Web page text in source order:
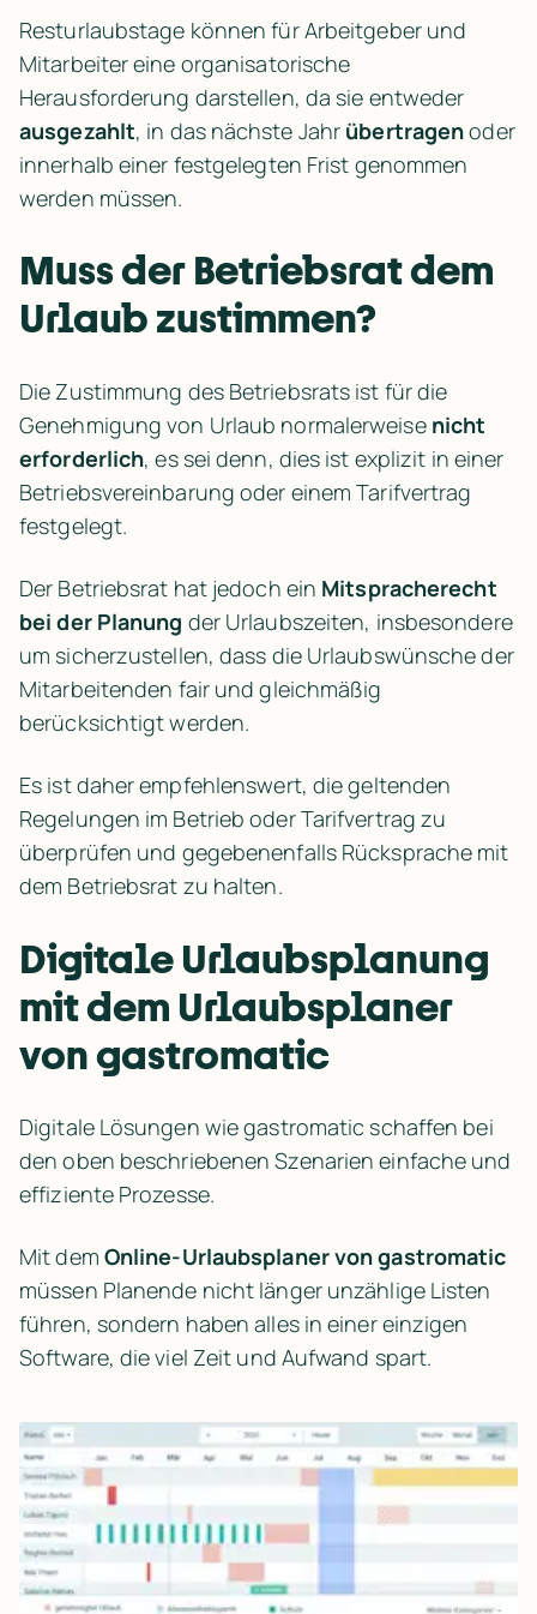
Resturlaubstage können für Arbeitgeber und
Mitarbeiter eine organisatorische
ausgezahlt, in das nächste Jahr übertragen oder
innerhalb einer festgelegten Frist genommen
werden müssen.
Muss der Betriebsrat dem
Urlaub zustimmen?
Die Zustimmung des Betriebsrats ist für die
Genehmigung von Urlaub normalerweise nicht
erforderlich, es sei denn, dies ist explizit in einer
Betriebsvereinbarung oder einem Tarifvertrag
festgelegt.
Der Betriebsrat hat jedoch ein Mitspracherecht
bei der Planung der Urlaubszeiten, insbesondere
um sicherzustellen, dass die Urlaubswünsche der
Mitarbeitenden fair und gleichmäßig
berücksichtigt werden.
Es ist daher empfehlenswert, die geltenden
Regelungen im Betrieb oder Tarifvertrag zu
überprüfen und gegebenenfalls Rücksprache mit
dem Betriebsrat zu halten.
Digitale Urlaubsplanung
mit dem Urlaubsplaner
von gastromatic
Digitale Lösungen wie gastromatic schaffen bei
den oben beschriebenen Szenarien einfache und
effiziente Prozesse.
Mit dem
müssen Planende nicht länger unzählige Listen
führen, sondern haben alles in einer einzigen
Software, die viel Zeit und Aufwand spart.